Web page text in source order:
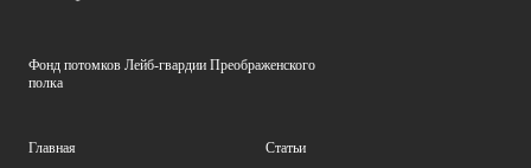
Фонд потомков Лейб-гвардии Преображенского
полка
Главная Статьи